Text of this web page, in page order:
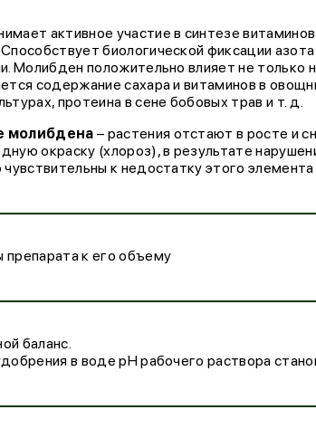
активное участие в синтезе
биологической фиксации
Молибден положительно влияет не только
содержание сахара и витаминов в
протеина в сене бобовых трав и т. д.
молибдена – растения отстают в росте и
окраску (хлороз), в результате
к недостатку этого
к его объему
баланс.
в воде pH рабочего раствора